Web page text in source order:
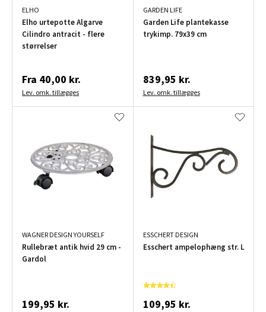
ELHO
Elho urtepotte Algarve
Cilindro antracit - flere
størrelser
Fra 40,00 kr.
Lev. omk. tillægges
GARDEN LIFE
Garden Life plantekasse
trykimp. 79x39 cm
839,95 kr.
Lev. omk. tillægges
WAGNER DESIGN YOURSELF
Rullebræt antik hvid 29 cm -
Gardol
199,95 kr.
ESSCHERT DESIGN
Esschert ampelophæng str. L
109,95 kr.